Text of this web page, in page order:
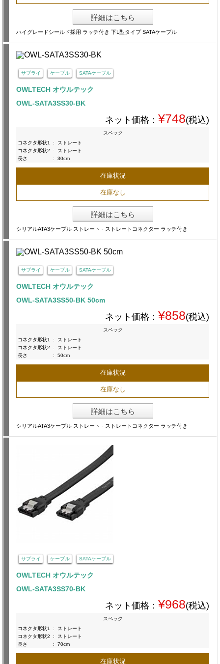
詳細はこちら
ハイグレードシールド採用 ラッチ付き 下L型タイプ SATAケーブル
サプライ ケーブル SATAケーブル
OWLTECH オウルテック
OWL-SATA3SS30-BK
ネット価格： ¥748(税込)
スペック
コネクタ形状1
:
ストレート
コネクタ形状2
:
ストレート
長さ
: 30cm
在庫状況
在庫なし
詳細はこちら
シリアルATA3ケーブル ストレート - ストレートコネクター ラッチ付き
サプライ ケーブル SATAケーブル
OWLTECH オウルテック
OWL-SATA3SS50-BK 50cm
ネット価格： ¥858(税込)
スペック
コネクタ形状1
:
ストレート
コネクタ形状2
:
ストレート
長さ
: 50cm
在庫状況
在庫なし
詳細はこちら
シリアルATA3ケーブル ストレート - ストレートコネクター ラッチ付き
サプライ ケーブル SATAケーブル
OWLTECH オウルテック
OWL-SATA3SS70-BK
ネット価格： ¥968(税込)
スペック
コネクタ形状1
:
ストレート
コネクタ形状2
:
ストレート
長さ
: 70cm
在庫状況